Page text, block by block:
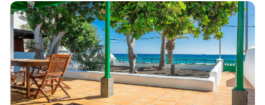
crianças inclui ainda Wi-Fi, ventoinhas, televisão por cabo, um
duche exterior, uma máquina de lavar roupa, bem como uma
cama de bebé, ...